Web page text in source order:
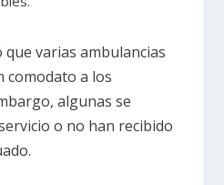
varias ambulancias
comodato a los
algunas se
o no han recibido